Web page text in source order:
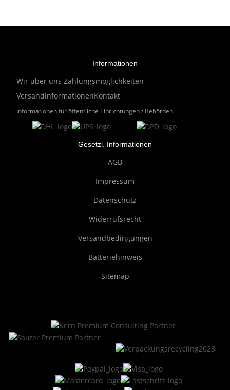
Informationen
Wir über uns Zahlungsmöglichkeiten
VersandinformationenKontakt
Informationen für öffentliche Einrichtungen / Behörden
Gesetzl. Informationen
AGB
Impressum
Datenschutz
Widerrufsrecht
Versandbedingungen
Batteriehinweis
Sitemap